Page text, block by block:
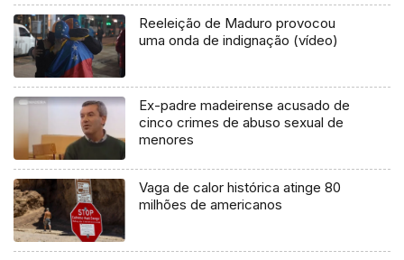
Reeleição de Maduro provocou
uma onda de indignação (vídeo)
Ex-padre madeirense acusado de
cinco crimes de abuso sexual de
menores
Vaga de calor histórica atinge 80
milhões de americanos